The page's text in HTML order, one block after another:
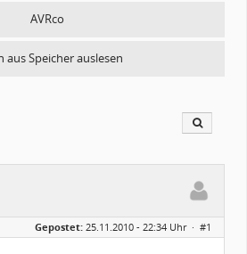
AVRco
aus Speicher auslesen
Gepostet: 25.11.2010 - 22:34 Uhr · #1